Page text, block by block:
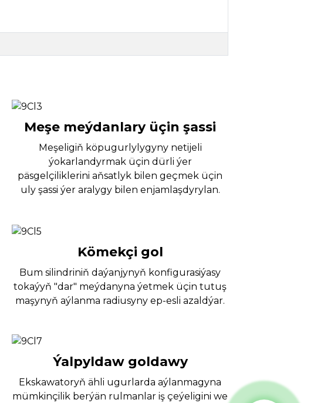
Meşe meýdanlary üçin şassi
Meşeligiň köpugurlylygyny netijeli
ýokarlandyrmak üçin dürli ýer
päsgelçiliklerini aňsatlyk bilen geçmek üçin
uly şassi ýer aralygy bilen enjamlaşdyrylan.
Kömekçi gol
Bum silindriniň daýanjynyň konfigurasiýasy
tokaýyň "dar" meýdanyna ýetmek üçin tutuş
maşynyň aýlanma radiusyny ep-esli azaldýar.
Ýalpyldaw goldawy
Ekskawatoryň ähli ugurlarda aýlanmagyna
mümkinçilik berýän rulmanlar iş çeýeligini we